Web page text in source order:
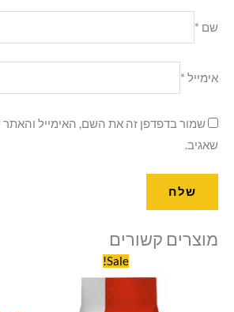
שם *
אימייל *
שמור בדפדפן זה את השם, האימייל
שאגיב.
מוצרים קשורים
Sale!
המחיר
המקורי
היה: